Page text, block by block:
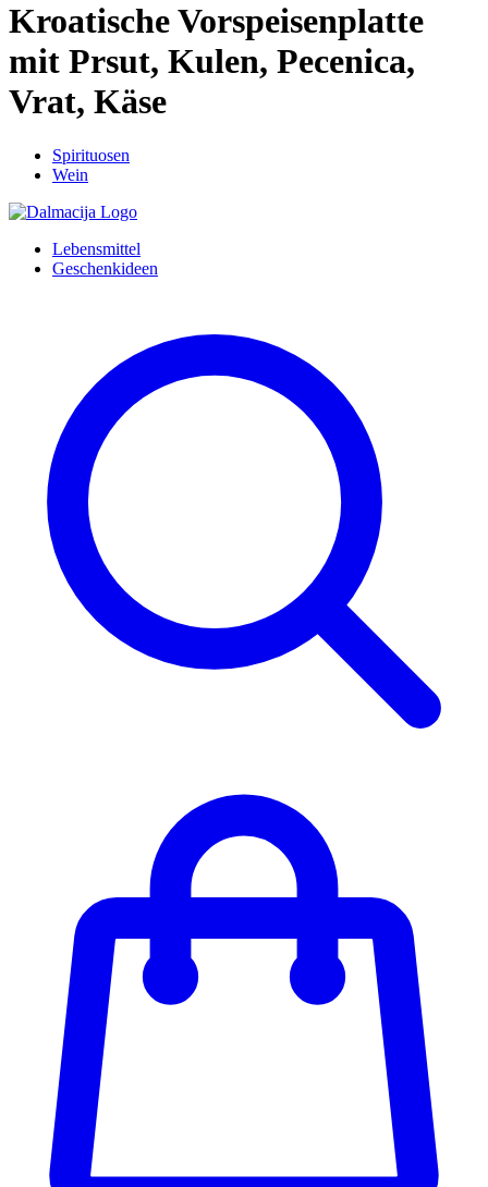
Kroatische Vorspeisenplatte
mit Prsut, Kulen, Pecenica,
Vrat, Käse
Spirituosen
Wein
Lebensmittel
Geschenkideen